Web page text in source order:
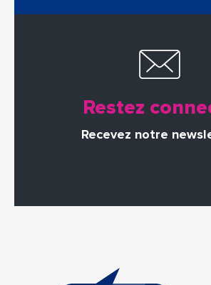
Restez
Recevez notre